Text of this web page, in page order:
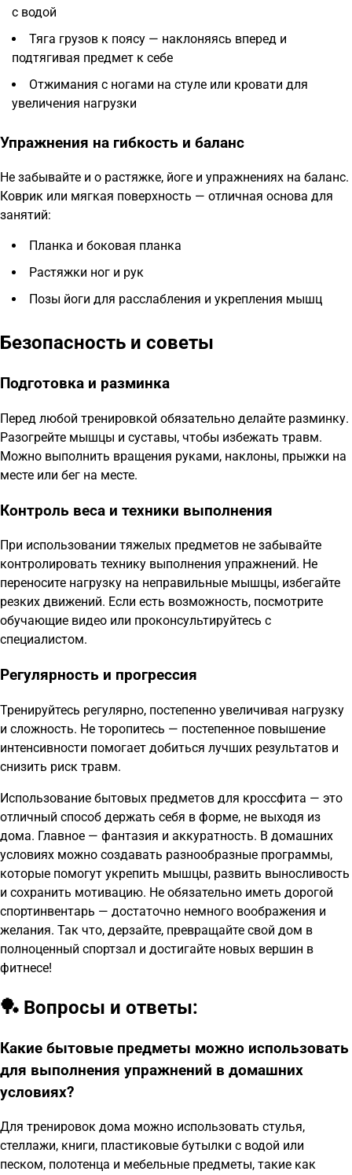
с водой
Тяга грузов к поясу — наклоняясь вперед и
подтягивая предмет к себе
Отжимания с ногами на стуле или кровати для
увеличения нагрузки
Упражнения на гибкость и баланс
Не забывайте и о растяжке, йоге и упражнениях на баланс.
Коврик или мягкая поверхность — отличная основа для
занятий:
Планка и боковая планка
Растяжки ног и рук
Позы йоги для расслабления и укрепления мышц
Безопасность и советы
Подготовка и разминка
Перед любой тренировкой обязательно делайте разминку.
Разогрейте мышцы и суставы, чтобы избежать травм.
Можно выполнить вращения руками, наклоны, прыжки на
месте или бег на месте.
Контроль веса и техники выполнения
При использовании тяжелых предметов не забывайте
контролировать технику выполнения упражнений. Не
переносите нагрузку на неправильные мышцы, избегайте
резких движений. Если есть возможность, посмотрите
обучающие видео или проконсультируйтесь с
специалистом.
Регулярность и прогрессия
Тренируйтесь регулярно, постепенно увеличивая нагрузку
и сложность. Не торопитесь — постепенное повышение
интенсивности помогает добиться лучших результатов и
снизить риск травм.
Использование бытовых предметов для кроссфита — это
отличный способ держать себя в форме, не выходя из
дома. Главное — фантазия и аккуратность. В домашних
условиях можно создавать разнообразные программы,
которые помогут укрепить мышцы, развить выносливость
и сохранить мотивацию. Не обязательно иметь дорогой
спортинвентарь — достаточно немного воображения и
желания. Так что, дерзайте, превращайте свой дом в
полноценный спортзал и достигайте новых вершин в
фитнесе!
🏓 Вопросы и ответы:
Какие бытовые предметы можно использовать
для выполнения упражнений в домашних
условиях?
Для тренировок дома можно использовать стулья,
стеллажи, книги, пластиковые бутылки с водой или
песком, полотенца и мебельные предметы, такие как